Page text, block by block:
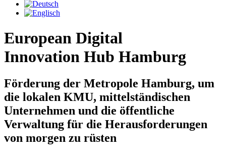
European Digital
Innovation Hub Hamburg
Förderung der Metropole Hamburg, um
die lokalen KMU, mittelständischen
Unternehmen und die öffentliche
Verwaltung für die Herausforderungen
von morgen zu rüsten